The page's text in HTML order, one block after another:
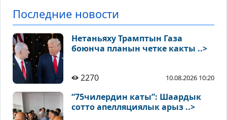
Последние новости
Нетаньяху Трамптын Газа
боюнча планын четке какты ..>
2270 10.08.2026 10:20
“75чилердин каты”: Шаардык
сотто апелляциялык арыз ..>